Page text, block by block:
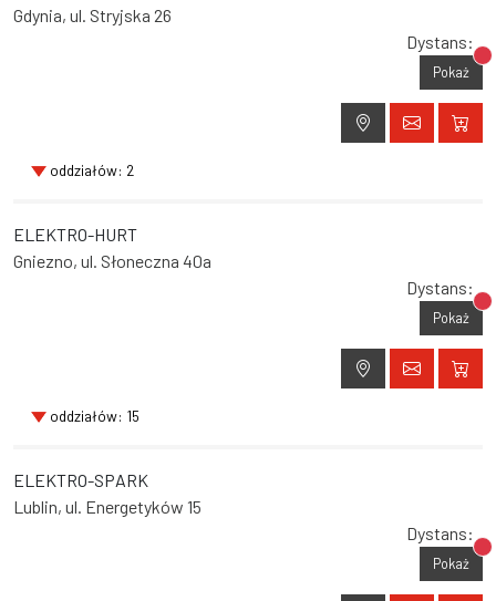
Gdynia, ul. Stryjska 26
Dystans:
Pokaż
oddziałów: 2
ELEKTRO-HURT
Gniezno, ul. Słoneczna 40a
Dystans:
Pokaż
oddziałów: 15
ELEKTRO-SPARK
Lublin, ul. Energetyków 15
Dystans:
Pokaż